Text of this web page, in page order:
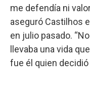
me defendía ni
aseguró Castilhos
en julio pasado.
llevaba una vida
fue él quien